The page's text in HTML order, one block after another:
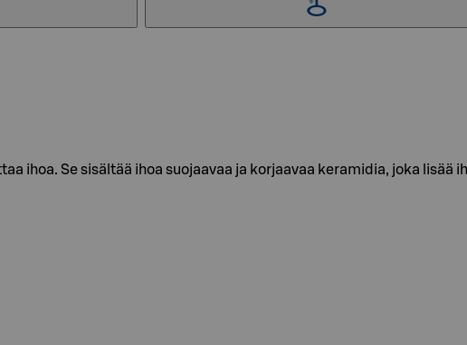
ihoa. Se sisältää ihoa suojaavaa ja korjaavaa keramidia, joka lisää